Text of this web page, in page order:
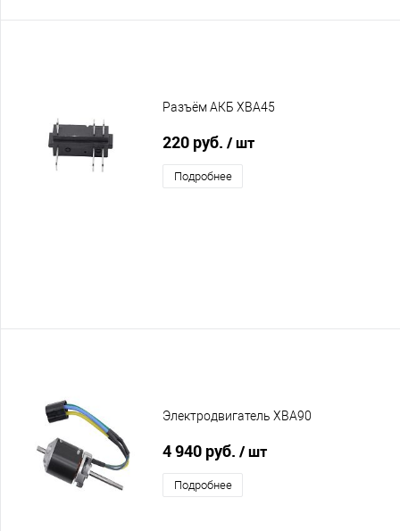
Разъём АКБ XBA45
220 руб. / шт
Подробнее
Электродвигатель XBA90
4 940 руб. / шт
Подробнее